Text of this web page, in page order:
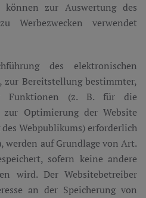
können zur Auswertung des
Werbezwecken verwendet
des elektronischen
zur Bereitstellung bestimmter,
Funktionen (z. B. für die
Optimierung der Website
des Webpublikums) erforderlich
werden auf Grundlage von Art.
sofern keine andere
wird. Der Websitebetreiber
an der Speicherung von